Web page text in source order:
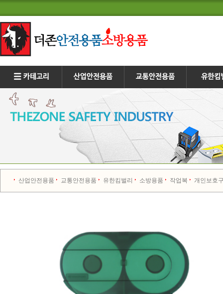
산업안전용품 교통안전용품 유한킴벌리 소방용품 작업복 개인보호